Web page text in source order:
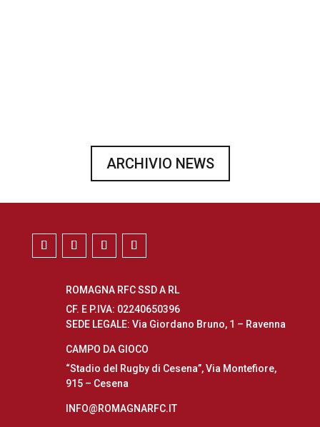
ARCHIVIO NEWS
ROMAGNA RFC SSD A RL
CF. E P.IVA: 02240650396
SEDE LEGALE: Via Giordano Bruno, 1 – Ravenna
CAMPO DA GIOCO
“Stadio del Rugby di Cesena”, Via Montefiore,
915 – Cesena
INFO@ROMAGNARFC.IT